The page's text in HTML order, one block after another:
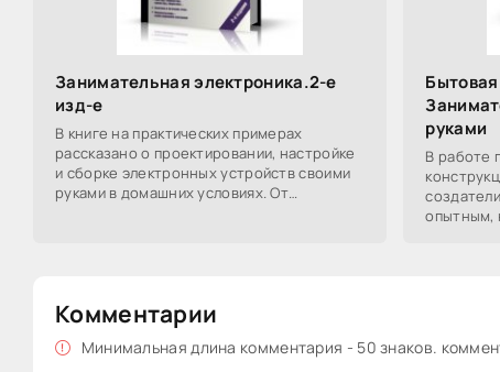
Занимательная электроника.2-е
изд-е
В книге на практических примерах
рассказано о проектировании, настройке
и сборке электронных устройств своими
руками в домашних условиях. От
руками
В работе
опытным,
Комментарии
Минимальная длина комментария - 50 знаков.